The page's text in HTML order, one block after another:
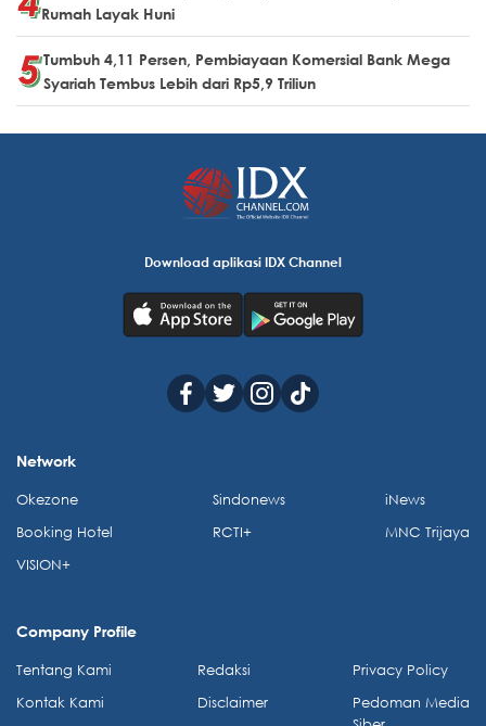
Rumah Layak Huni
Tumbuh 4,11 Persen, Pembiayaan Komersial Bank Mega
Syariah Tembus Lebih dari Rp5,9 Triliun
Download aplikasi IDX Channel
Network
Okezone
Booking Hotel
VISION+
Sindonews
RCTI+
iNews
MNC Trijaya
Company Profile
Tentang Kami
Kontak Kami
Redaksi
Disclaimer
Privacy Policy
Pedoman Media